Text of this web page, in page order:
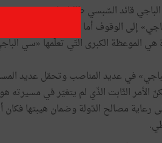
إلى الوقوف أما تمثال «أوغيست
هي الموعظة الكبرى التّي تعلّمها «سي
في عديد المناصب وتحمّل عديد
الأمر الثّابت الذّي لم يتغيّر في
رعاية مصالح الدّولة وضمان هيبتها فكان